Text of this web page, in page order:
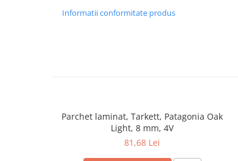
Informatii conformitate produs
Parchet laminat, Tarkett, Patagonia Oak
Light, 8 mm, 4V
81,68 Lei